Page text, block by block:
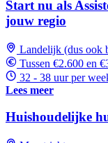
Start nu als
jouw regio
Landelijk (dus ook
Tussen €2.600 en
32 - 38 uur per
Lees meer
Huishoudelijke